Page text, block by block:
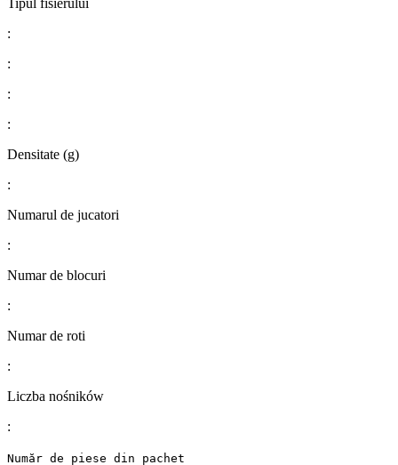
:
:
:
:
Densitate (g)
:
Numarul de jucatori
:
Numar de blocuri
:
Numar de roti
:
Liczba nośników
:
Număr de piese din pachet